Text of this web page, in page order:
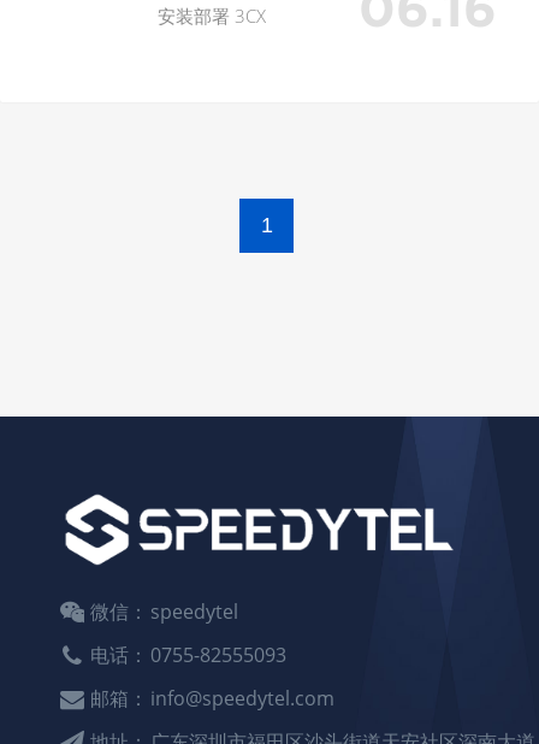
安装部署 3CX
1
微信： speedytel
电话： 0755-82555093
邮箱： info@speedytel.com